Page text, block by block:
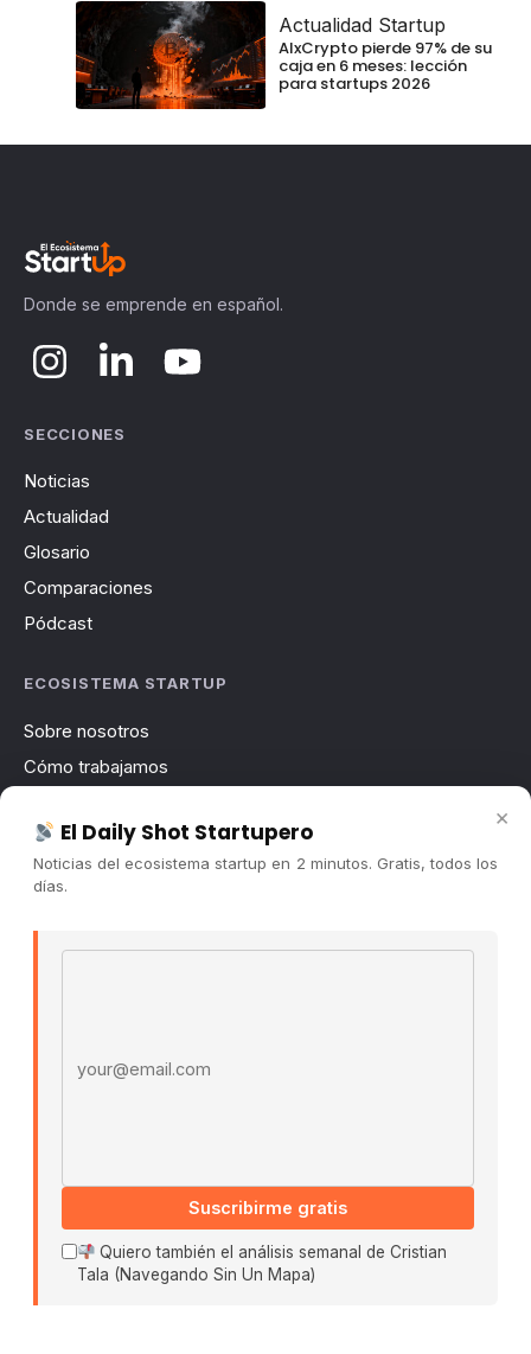
Actualidad Startup
AIxCrypto pierde 97% de su
caja en 6 meses: lección
para startups 2026
Donde se emprende en español.
SECCIONES
Noticias
Actualidad
Glosario
Comparaciones
Pódcast
ECOSISTEMA STARTUP
Sobre nosotros
Cómo trabajamos
Contacto
Publicidad
Es La Hora de Aprender ↗
Políticas De Privacidad · Términos De Uso
×
El Daily Shot Startupero
Noticias del ecosistema startup en 2 minutos. Gratis, todos los
días.
Suscribirme gratis
Quiero también el análisis semanal de Cristian
Tala (Navegando Sin Un Mapa)